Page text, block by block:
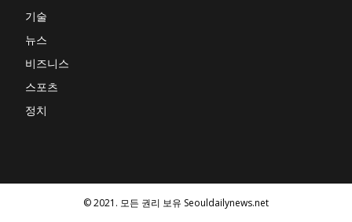
기술
뉴스
비즈니스
스포츠
정치
© 2021. 모든 권리 보유 Seouldailynews.net